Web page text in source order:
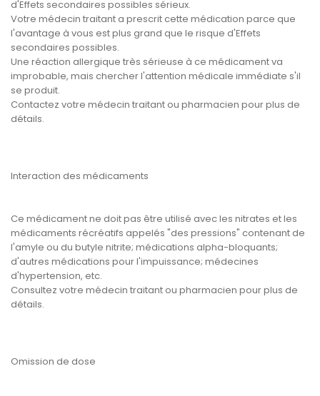
d'Effets secondaires possibles sérieux.
Votre médecin traitant a prescrit cette médication parce que
l'avantage à vous est plus grand que le risque d'Effets
secondaires possibles.
Une réaction allergique très sérieuse à ce médicament va
improbable, mais chercher l'attention médicale immédiate s'il
se produit.
Contactez votre médecin traitant ou pharmacien pour plus de
détails.
Interaction des médicaments
Ce médicament ne doit pas être utilisé avec les nitrates et les
médicaments récréatifs appelés "des pressions" contenant de
l'amyle ou du butyle nitrite; médications alpha-bloquants;
d'autres médications pour l'impuissance; médecines
d'hypertension, etc.
Consultez votre médecin traitant ou pharmacien pour plus de
détails.
Omission de dose